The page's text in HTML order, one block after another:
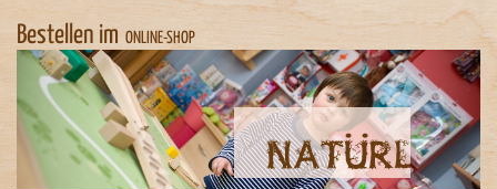
Bestellen im ONLINE-SHOP
Natürlich spielen
Natürlich spielen